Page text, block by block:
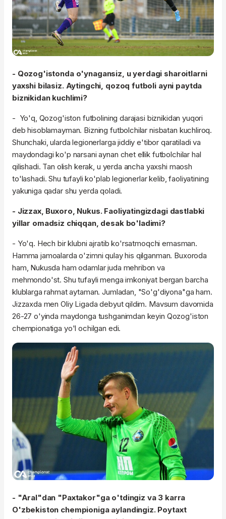
- Qozog'istonda o'ynagansiz, u yerdagi sharoitlarni
yaxshi bilasiz. Aytingchi, qozoq futboli ayni paytda
biznikidan kuchlimi?
- Yo'q, Qozog'iston futbolining darajasi biznikidan yuqori
deb hisoblamayman. Bizning futbolchilar nisbatan kuchliroq.
Shunchaki, ularda legionerlarga jiddiy e'tibor qaratiladi va
maydondagi ko'p narsani aynan chet ellik futbolchilar hal
qilishadi. Tan olish kerak, u yerda ancha yaxshi maosh
to'lashadi. Shu tufayli ko'plab legionerlar kelib, faoliyatining
yakuniga qadar shu yerda qoladi.
- Jizzax, Buxoro, Nukus. Faoliyatingizdagi dastlabki
yillar omadsiz chiqqan, desak bo'ladimi?
- Yo'q. Hech bir klubni ajratib ko'rsatmoqchi emasman.
Hamma jamoalarda o'zimni qulay his qilganman. Buxoroda
ham, Nukusda ham odamlar juda mehribon va
mehmondo'st. Shu tufayli menga imkoniyat bergan barcha
klublarga rahmat aytaman. Jumladan, "So'g'diyona"ga ham.
Jizzaxda men Oliy Ligada debyut qildim. Mavsum davomida
26-27 o'yinda maydonga tushganimdan keyin Qozog'iston
chempionatiga yo'l ochilgan edi.
- "Aral"dan "Paxtakor"ga o'tdingiz va 3 karra
O'zbekiston chempioniga aylandingiz. Poytaxt